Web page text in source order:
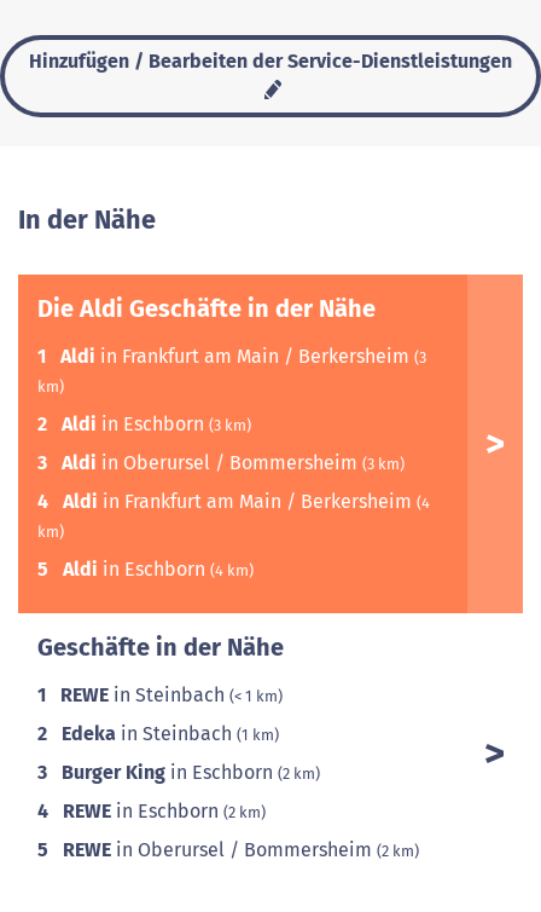
Hinzufügen / Bearbeiten der Service-Dienstleistungen
In der Nähe
Die Aldi Geschäfte in der Nähe
1 Aldi in Frankfurt am Main / Berkersheim (3
km)
2 Aldi in Eschborn (3 km)
3 Aldi in Oberursel / Bommersheim (3 km)
4 Aldi in Frankfurt am Main / Berkersheim (4
km)
5 Aldi in Eschborn (4 km)
Geschäfte in der Nähe
1 REWE in Steinbach (< 1 km)
2 Edeka in Steinbach (1 km)
3 Burger King in Eschborn (2 km)
4 REWE in Eschborn (2 km)
5 REWE in Oberursel / Bommersheim (2 km)